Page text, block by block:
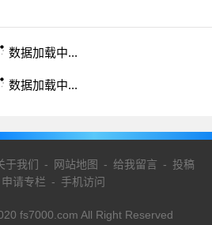
数据加载中...
数据加载中...
于我们 - 网站地图 - 给我留言 - 投稿
申请专栏 - 手机访问
fs7000.com All Right Reserved